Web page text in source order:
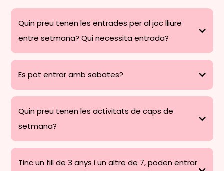
Quin preu tenen les entrades per al joc lliure
entre setmana? Qui necessita entrada?
Es pot entrar amb sabates?
Quin preu tenen les activitats de caps de
setmana?
Tinc un fill de 3 anys i un altre de 7, poden entrar